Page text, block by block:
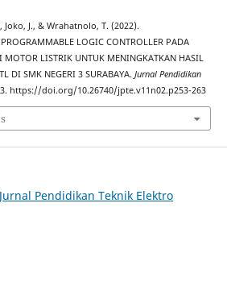
J., & Wrahatnolo, T. (2022).
LOGIC CONTROLLER PADA
MOTOR LISTRIK UNTUK MENINGKATKAN HASIL
DI SMK NEGERI 3 SURABAYA. Jurnal Pendidikan
https://doi.org/10.26740/jpte.v11n02.p253-263
Pendidikan Teknik Elektro